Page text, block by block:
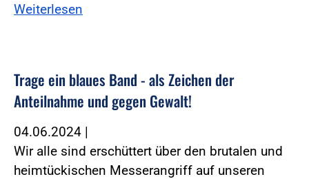
Weiterlesen
Trage ein blaues Band - als Zeichen der
Anteilnahme und gegen Gewalt!
04.06.2024 |
Wir alle sind erschüttert über den brutalen und
heimtückischen Messerangriff auf unseren